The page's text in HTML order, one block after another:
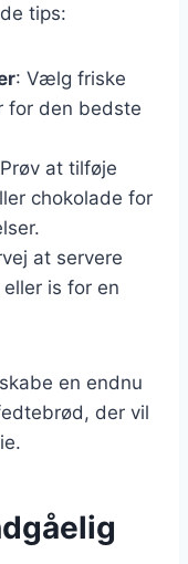
tips:
: Vælg friske
for den bedste
at tilføje
chokolade for
at servere
is for en
en endnu
der vil